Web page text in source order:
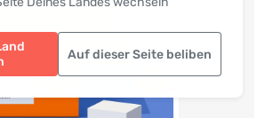
Auf dieser Seite beliben